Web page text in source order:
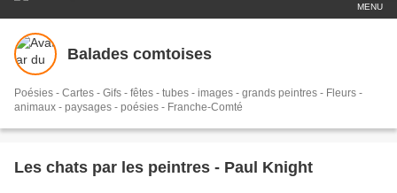
MENU
Balades comtoises
Poésies - Cartes - Gifs - fêtes - tubes - images - grands peintres - Fleurs -
animaux - paysages - poésies - Franche-Comté
Les chats par les peintres - Paul Knight